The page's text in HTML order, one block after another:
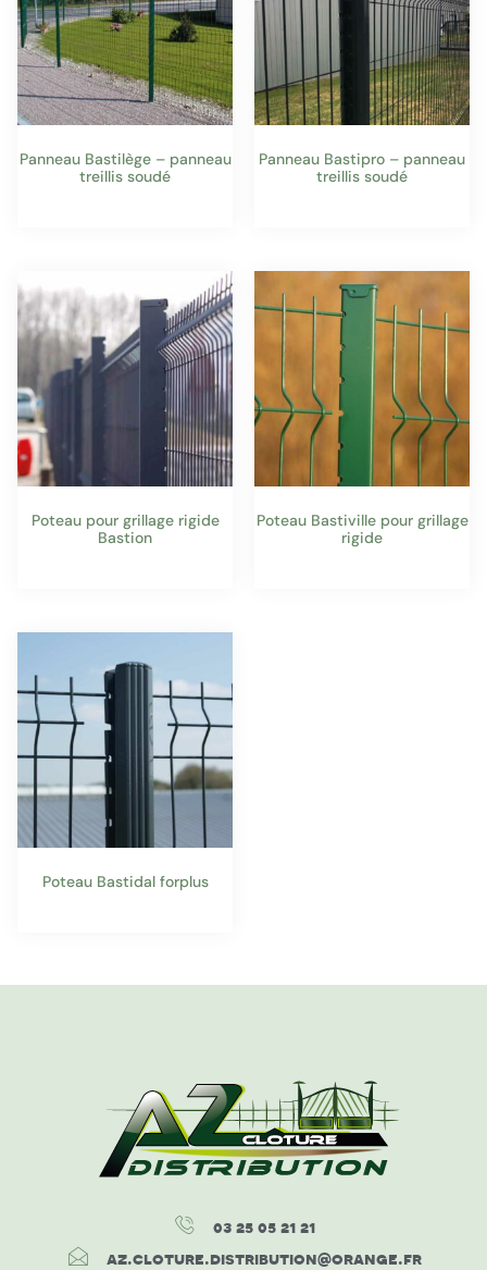
Panneau Bastilège – panneau
treillis soudé
Panneau Bastipro – panneau
treillis soudé
Poteau pour grillage rigide
Bastion
Poteau Bastiville pour grillage
rigide
Poteau Bastidal forplus
03 25 05 21 21
az.cloture.distribution@orange.fr